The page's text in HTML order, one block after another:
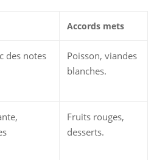
Accords mets
des notes
Poisson, viandes
blanches.
Fruits rouges,
desserts.